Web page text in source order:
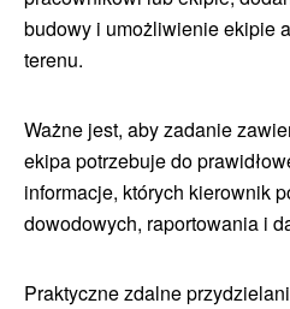
budowy i umożliwienie ekipie
terenu.
Ważne jest, aby zadanie
ekipa potrzebuje do
informacje, których kierownik
dowodowych, raportowania i
Praktyczne zdalne